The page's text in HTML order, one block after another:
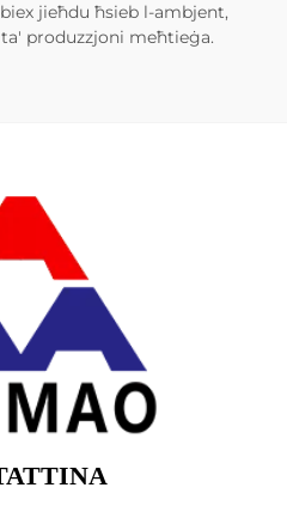
jieħdu ħsieb l-ambjent,
produzzjoni meħtieġa.